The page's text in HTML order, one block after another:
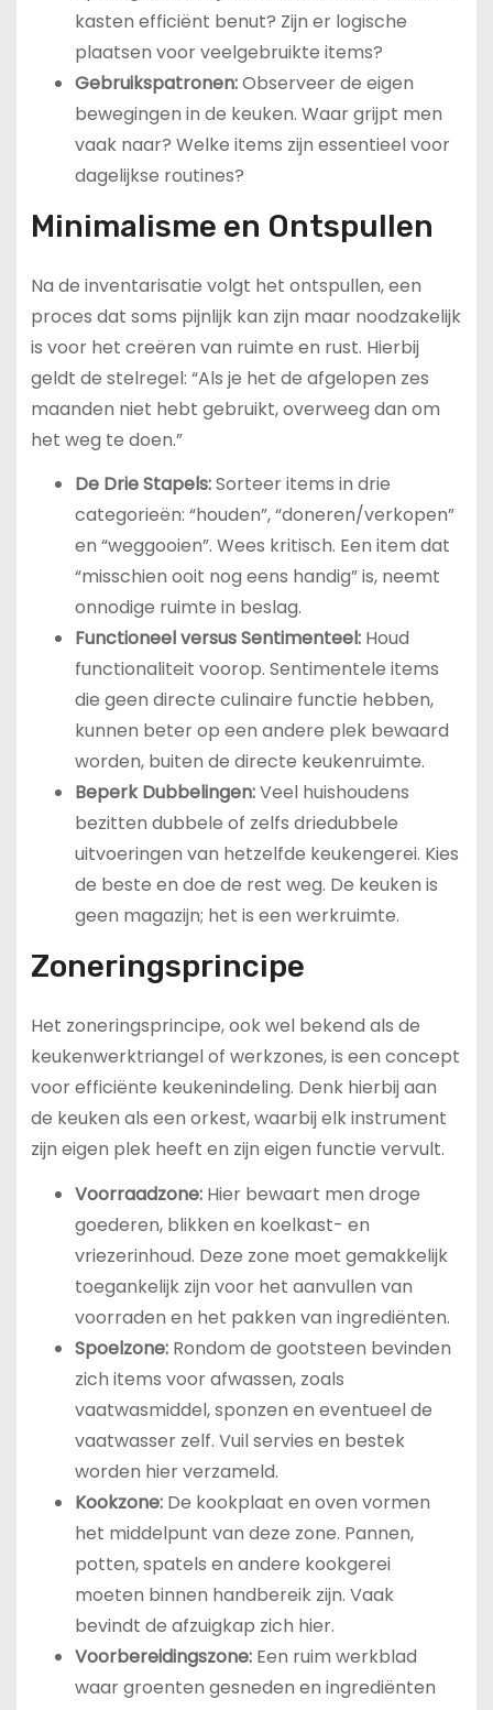
kasten efficiënt benut? Zijn er logische
plaatsen voor veelgebruikte items?
Gebruikspatronen:Observeer de eigen
bewegingen in de keuken. Waar grijpt men
vaak naar? Welke items zijn essentieel voor
dagelijkse routines?
Minimalisme en Ontspullen
Na de inventarisatie volgt het ontspullen, een
proces dat soms pijnlijk kan zijn maar noodzakelijk
is voor het creëren van ruimte en rust. Hierbij
geldt de stelregel: “Als je het de afgelopen zes
maanden niet hebt gebruikt, overweeg dan om
het weg te doen.”
De Drie Stapels:Sorteer items in drie
categorieën: “houden”, “doneren/verkopen”
en “weggooien”. Wees kritisch. Een item dat
“misschien ooit nog eens handig” is, neemt
onnodige ruimte in beslag.
Functioneel versus Sentimenteel:Houd
functionaliteit voorop. Sentimentele items
die geen directe culinaire functie hebben,
kunnen beter op een andere plek bewaard
worden, buiten de directe keukenruimte.
Beperk Dubbelingen:Veel huishoudens
bezitten dubbele of zelfs driedubbele
uitvoeringen van hetzelfde keukengerei. Kies
de beste en doe de rest weg. De keuken is
geen magazijn; het is een werkruimte.
Zoneringsprincipe
Het zoneringsprincipe, ook wel bekend als de
keukenwerktriangel of werkzones, is een concept
voor efficiënte keukenindeling. Denk hierbij aan
de keuken als een orkest, waarbij elk instrument
zijn eigen plek heeft en zijn eigen functie vervult.
Voorraadzone:Hier bewaart men droge
goederen, blikken en koelkast- en
vriezerinhoud. Deze zone moet gemakkelijk
toegankelijk zijn voor het aanvullen van
voorraden en het pakken van ingrediënten.
Spoelzone:Rondom de gootsteen bevinden
zich items voor afwassen, zoals
vaatwasmiddel, sponzen en eventueel de
vaatwasser zelf. Vuil servies en bestek
worden hier verzameld.
Kookzone:De kookplaat en oven vormen
het middelpunt van deze zone. Pannen,
potten, spatels en andere kookgerei
moeten binnen handbereik zijn. Vaak
bevindt de afzuigkap zich hier.
Voorbereidingszone:Een ruim werkblad
waar groenten gesneden en ingrediënten